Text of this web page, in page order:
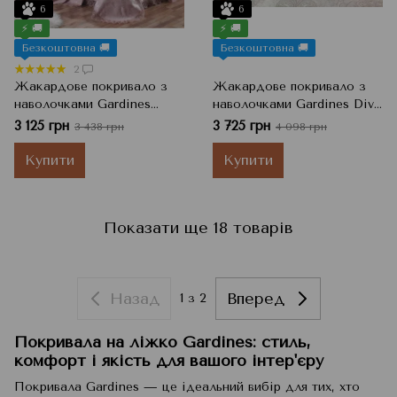
6
⚡ 🚚
Безкоштовна 🚚
2
Жакардове покривало з
наволочками Gardines
Diana, Pudra Пудра,
240x260 см, Євро
3 125 грн 3 438 грн
Купити
6
⚡ 🚚
Безкоштовна 🚚
Жакардове покривало з
наволочками Gardines Diva
pudra, Пудровий, 240x260
см, Євро
3 725 грн 4 098 грн
Купити
Показати ще 18 товарів
Назад 1 з 2 Вперед
Покривала на ліжко Gardines: стиль,
комфорт і якість для вашого інтер'єру
Покривала Gardines — це ідеальний вибір для тих, хто